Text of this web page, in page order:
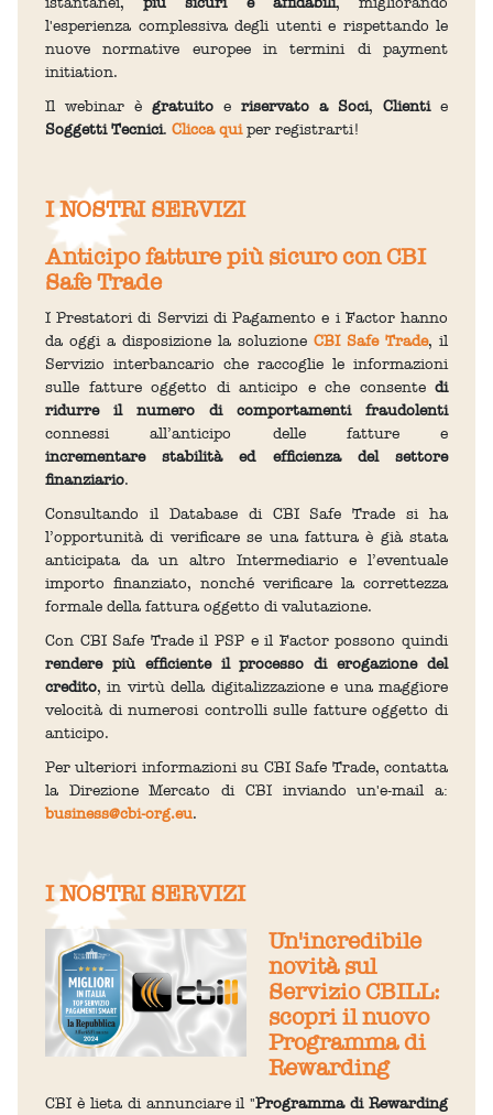
l'esperienza complessiva degli utenti e rispettando le
nuove normative europee in termini di payment
initiation.
Il webinar è gratuito e riservato a Soci, Clientie
Soggetti Tecnici. Clicca quiper registrarti!
I NOSTRI SERVIZI
Anticipo fatture più sicuro con CBI
Safe Trade
I Prestatori di Servizi di Pagamento e i Factor hanno
da oggi a disposizione la soluzione CBI Safe Trade, il
Servizio interbancario che raccoglie le informazioni
sulle fatture oggetto di anticipo e che consente di
ridurre il numero di comportamenti fraudolenti
connessi all’anticipo delle fatture e
incrementare stabilità ed efficienza del settore
finanziario.
Consultando il Database di CBI Safe Trade si ha
l’opportunità di verificare se una fattura è già stata
anticipata da un altro Intermediario e l’eventuale
importo finanziato, nonché verificare la correttezza
formale della fattura oggetto di valutazione.
Con CBI Safe Trade il PSP e il Factor possono quindi
rendere più efficiente il processo di erogazione del
credito, in virtù della digitalizzazione e una maggiore
velocità di numerosi controlli sulle fatture oggetto di
anticipo.
Per ulteriori informazioni su CBI Safe Trade, contatta
la Direzione Mercato di CBI inviando un'e-mail a:
business@cbi-org.eu.
I NOSTRI SERVIZI
Un'incredibile
novità sul
Servizio CBILL:
scopri il nuovo
Programma di
Rewarding
CBI è lieta di annunciare il "Programma di Rewarding